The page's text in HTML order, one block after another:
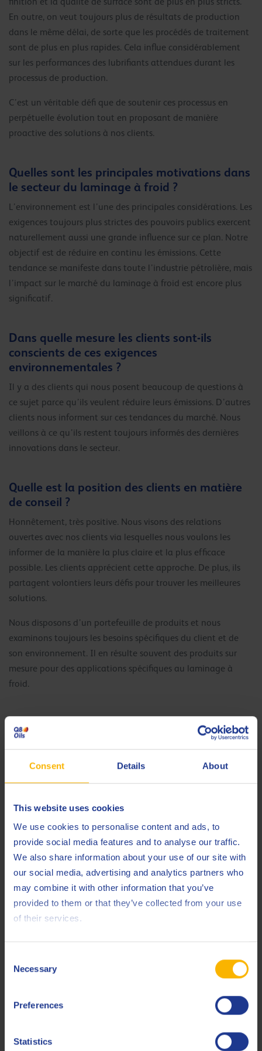
Consent Details About
This website uses cookies
We use cookies to personalise content and ads, to
provide social media features and to analyse our traffic.
We also share information about your use of our site with
our social media, advertising and analytics partners who
may combine it with other information that you’ve
provided to them or that they’ve collected from your use
of their services.
Selection
Necessary
Preferences
Statistics
En outre, on veut toujours plus de résultats de production
dans le même délai, de sorte que les procédés de traitement
sont de plus en plus rapides. Cela influe considérablement
sur les performances des lubrifiants attendues durant les
processus de production.
C’est un véritable défi que de soutenir ces processus en
perpétuelle évolution tout en proposant de manière
proactive des solutions à nos clients.
Quelles sont les principales motivations dans
le secteur du laminage à froid ?
L’environnement est l’une des principales considérations. Les
exigences toujours plus strictes des pouvoirs publics exercent
naturellement aussi une grande influence sur ce plan. Notre
objectif est de réduire en continu les émissions. Cette
tendance se manifeste dans toute l’industrie pétrolière, mais
l’impact sur le marché du laminage à froid est encore plus
significatif.
Dans quelle mesure les clients sont-ils
conscients de ces exigences
environnementales ?
Il y a des clients qui nous posent beaucoup de questions à
ce sujet parce qu’ils veulent réduire leurs émissions. D’autres
clients nous informent sur ces tendances du marché. Nous
veillons à ce qu’ils restent toujours informés des dernières
innovations dans le secteur.
Quelle est la position des clients en matière
de conseil ?
Honnêtement, très positive. Nous visons des relations
ouvertes avec nos clients via lesquelles nous voulons les
informer de la manière la plus claire et la plus efficace
possible. Les clients apprécient cette approche. De plus, ils
partagent volontiers leurs défis pour trouver les meilleures
solutions.
Nous disposons d’un portefeuille de produits et nous
examinons toujours les besoins spécifiques du client et de
son environnement. Il en résulte souvent des produits sur
mesure pour des applications spécifiques au laminage à
froid.
Quels sont les principaux défis dans le
secteur du laminage à froid ?
bande. Cela nécessite une viscosité d’huile plus faible.
lubrification pour la finition de la surface laminée. De plus, la
huile de laminage à froid.
Étant donné le grand nombre de régimes de lubrification
différents lors du laminage, nous travaillons avec différentes
technologies d’additifs. Ainsi, nous pouvons toujours assurer
la lubrification optimale des installations et du matériau à
traiter.
En quoi consiste votre semaine de travail
typique ?
Comme je l’ai dit, notre relation avec les clients est très
importante. Je suis par conséquent très souvent sur le terrain
de produits et je suis de près en permanence les analyses